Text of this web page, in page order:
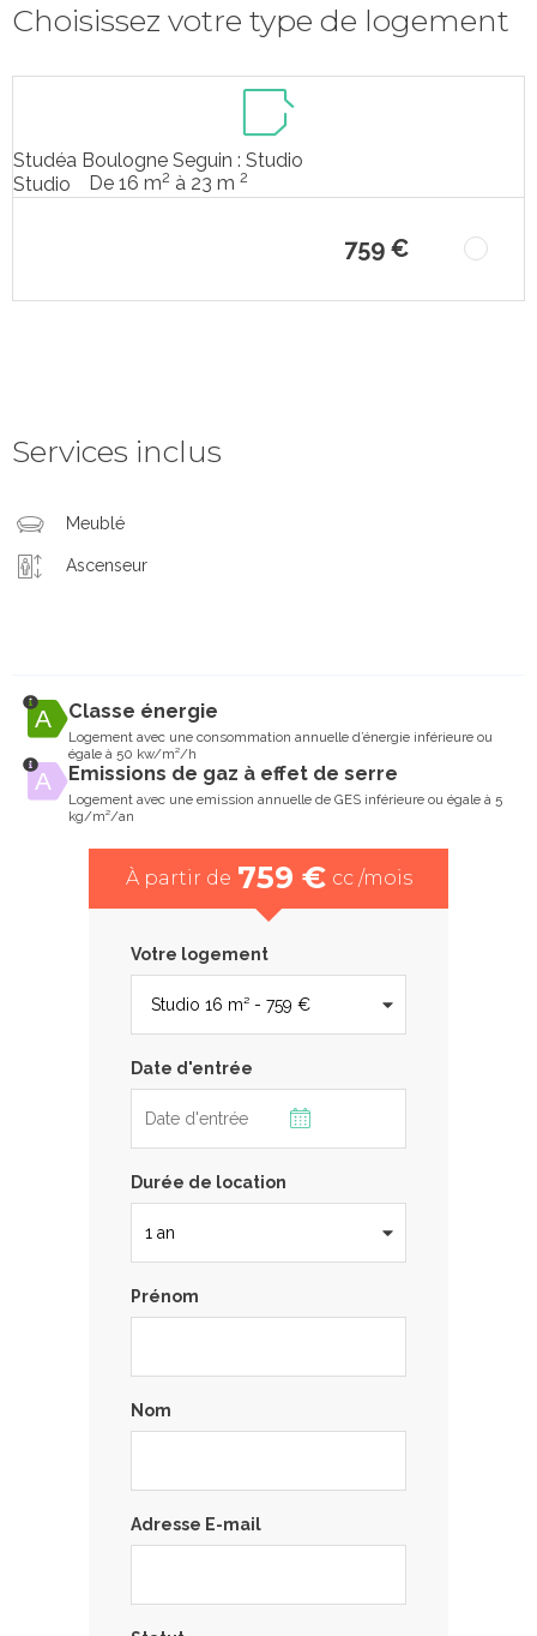
Choisissez votre type de logement
Studéa Boulogne Seguin : Studio
Studio
De 16 m2 à 23 m 2
759 €
Services inclus
Meublé
Ascenseur
Classe énergie
Logement avec une consommation annuelle d’énergie inférieure ou
égale à 50 kw/m²/h
Emissions de gaz à effet de serre
Logement avec une emission annuelle de GES inférieure ou égale à 5
kg/m²/an
À partir de 759 € cc /mois
Votre logement
Date d'entrée
Durée de location
Prénom
Nom
Adresse E-mail